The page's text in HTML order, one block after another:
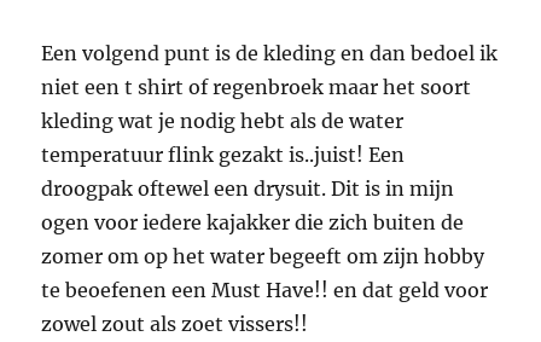
Een volgend punt is de kleding en dan bedoel ik
niet een t shirt of regenbroek maar het soort
kleding wat je nodig hebt als de water
temperatuur flink gezakt is..juist! Een
droogpak oftewel een drysuit. Dit is in mijn
ogen voor iedere kajakker die zich buiten de
zomer om op het water begeeft om zijn hobby
te beoefenen een Must Have!! en dat geld voor
zowel zout als zoet vissers!!